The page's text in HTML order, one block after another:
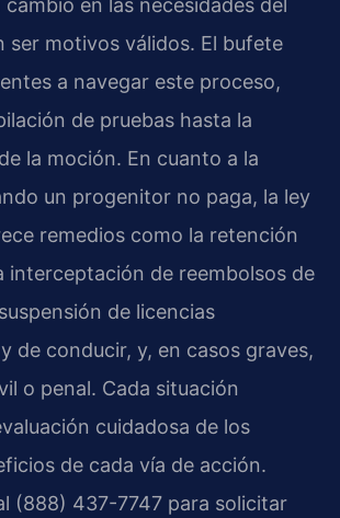
ser motivos válidos. El bufete
a navegar este proceso,
de pruebas hasta la
la moción. En cuanto a la
un progenitor no paga, la ley
remedios como la retención
interceptación de reembolsos de
de licencias
de conducir, y, en casos graves,
o penal. Cada situación
cuidadosa de los
de cada vía de acción.
(888) 437-7747 para solicitar